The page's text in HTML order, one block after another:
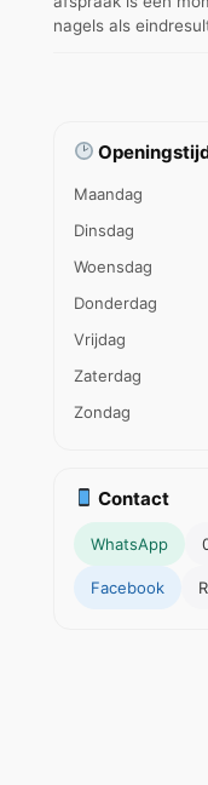
nagels als
Maandag
Dinsdag
Woensdag
Donderdag
Vrijdag
Zaterdag
Zondag
Contact
WhatsApp
Facebook